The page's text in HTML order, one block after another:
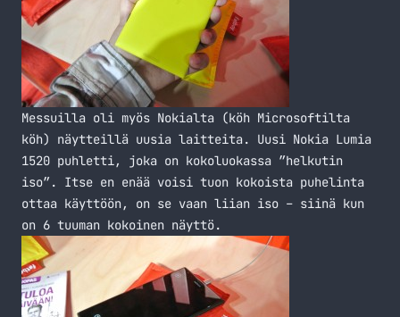
Messuilla oli myös Nokialta (köh Microsoftilta
köh) näytteillä uusia laitteita. Uusi Nokia Lumia
1520 puhletti, joka on kokoluokassa ”helkutin
iso”. Itse en enää voisi tuon kokoista puhelinta
ottaa käyttöön, on se vaan liian iso – siinä kun
on 6 tuuman kokoinen näyttö.